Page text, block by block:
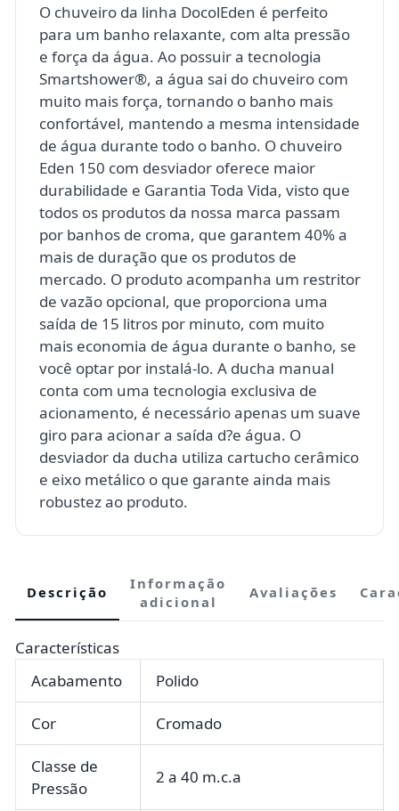
O chuveiro da linha DocolEden é perfeito
para um banho relaxante, com alta pressão
e força da água. Ao possuir a tecnologia
Smartshower®, a água sai do chuveiro com
muito mais força, tornando o banho mais
confortável, mantendo a mesma intensidade
de água durante todo o banho. O chuveiro
Eden 150 com desviador oferece maior
durabilidade e Garantia Toda Vida, visto que
todos os produtos da nossa marca passam
por banhos de croma, que garantem 40% a
mais de duração que os produtos de
mercado. O produto acompanha um restritor
de vazão opcional, que proporciona uma
saída de 15 litros por minuto, com muito
mais economia de água durante o banho, se
você optar por instalá-lo. A ducha manual
conta com uma tecnologia exclusiva de
acionamento, é necessário apenas um suave
giro para acionar a saída d?e água. O
desviador da ducha utiliza cartucho cerâmico
e eixo metálico o que garante ainda mais
robustez ao produto.
Descrição
Informação
adicional
Avaliações
Características
Acabamento
Polido
Cor Cromado
Classe de
Pressão
2 a 40 m.c.a